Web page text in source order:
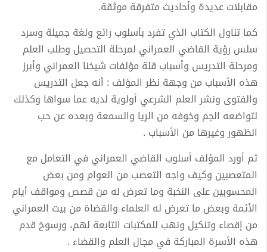
مقابلات عديدة وأحاديث متفرقة موثقة.
كما تناول الكتاب الذي تفرد بأسلوب رائع ولغة جميلة وسرد
سلس رؤية القاضي العمراني لمرحلة التحصيل وطلب العلم
ومرحلة التدريس وأسباب قلة مؤلفات شيخنا العمراني وأبرز
هذه الأسباب من وجهة نظر المؤلف : أنه جعل التدريس
والفتوى ونشر العلم الشرعي أولوية لديه عما سواها وكذلك
لتواضعه الجم وخوفه من الريا والسمعة وبعده عن حب
الظهور وغيرها من الأسباب .
ثم أورد المؤلف أسلوب القاضي العمراني في التعامل مع
المتعصبين وكيف واجه التعصب من العوام ومن بعض
المحسوبين على النخبة وما تعرض له من قصص ومواقف أيام
الأئمة وبعض ما تعرض له العلماء والقضاة من بيت العمراني
من إقصاء وتنكيل ونهب للمكتبات التابعة لهم، ورسوخ قدم
هذه الأسرة المباركة في مجال العلم والقضاء .